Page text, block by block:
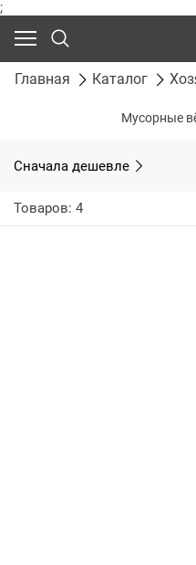
;
Главная Каталог
Мусорные
Сначала дешевле
Товаров: 4